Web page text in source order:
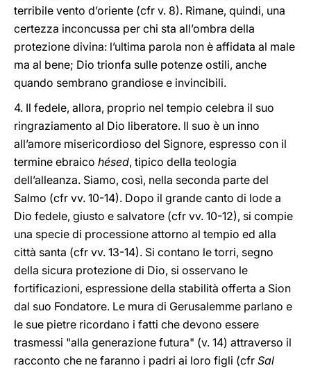
terribile vento d’oriente (cfr v. 8). Rimane, quindi, una
certezza inconcussa per chi sta all’ombra della
protezione divina: l’ultima parola non è affidata al male
ma al bene; Dio trionfa sulle potenze ostili, anche
quando sembrano grandiose e invincibili.
4. Il fedele, allora, proprio nel tempio celebra il suo
ringraziamento al Dio liberatore. Il suo è un inno
all’amore misericordioso del Signore, espresso con il
termine ebraico hésed, tipico della teologia
dell’alleanza. Siamo, così, nella seconda parte del
Salmo (cfr vv. 10-14). Dopo il grande canto di lode a
Dio fedele, giusto e salvatore (cfr vv. 10-12), si compie
una specie di processione attorno al tempio ed alla
città santa (cfr vv. 13-14). Si contano le torri, segno
della sicura protezione di Dio, si osservano le
fortificazioni, espressione della stabilità offerta a Sion
dal suo Fondatore. Le mura di Gerusalemme parlano e
le sue pietre ricordano i fatti che devono essere
trasmessi "alla generazione futura" (v. 14) attraverso il
racconto che ne faranno i padri ai loro figli (cfr Sal